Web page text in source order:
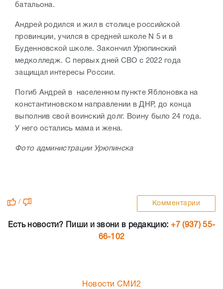
батальона.
Андрей родился и жил в столице российской
провинции, учился в средней школе N 5 и в
Буденновской школе. Закончил Урюпинский
медколледж. С первых дней СВО с 2022 года
защищал интересы России.
Погиб Андрей в населенном пункте Яблоновка на
константиновском направлении в ДНР, до конца
выполнив свой воинский долг. Воину было 24 года.
У него остались мама и жена.
Фото администрации Урюпинска
/ Комментарии
Есть новости? Пиши и звони в редакцию: +7 (937) 55-
66-102
Новости СМИ2